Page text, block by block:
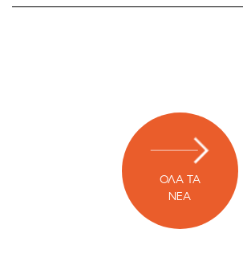
ΟΛΑ ΤΑ
ΝΕΑ